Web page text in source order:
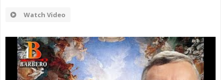
Watch Video